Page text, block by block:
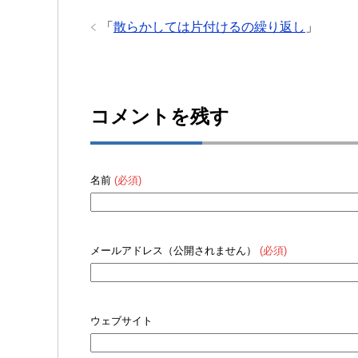
「 散らかしては片付けるの繰り返し 」
コメントを残す
名前 (必須)
メールアドレス（公開されません） (必須)
ウェブサイト